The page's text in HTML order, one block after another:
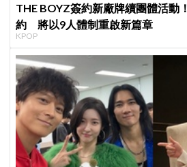
THE BOYZ簽約新廠牌續團體活動
約 將以9人體制重啟新篇章
KPOP